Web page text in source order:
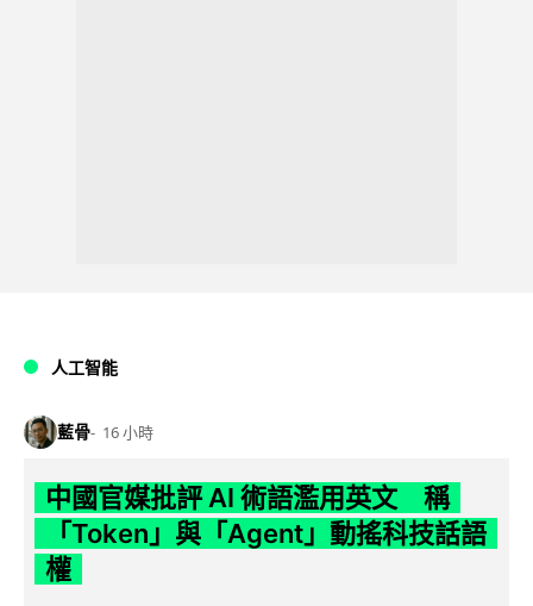
人工智能
藍骨 16 小時
中國官媒批評 AI 術語濫用英文 稱
「Token」與「Agent」動搖科技話語
權